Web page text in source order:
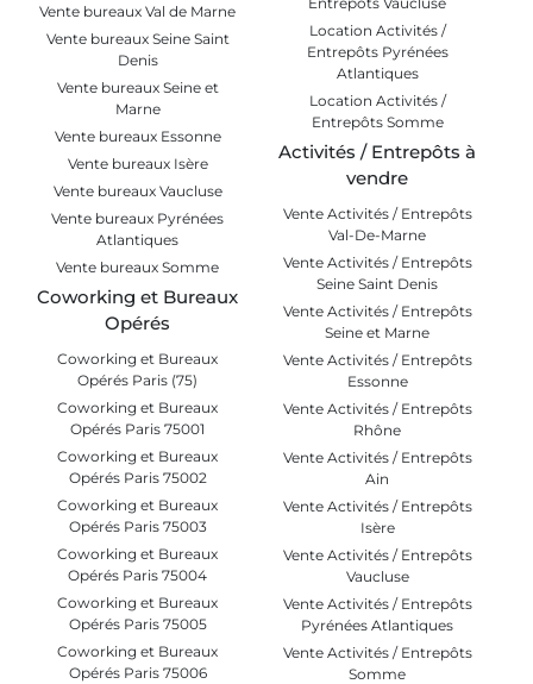
Vente bureaux Val de Marne
Vente bureaux Seine Saint
Denis
Vente bureaux Seine et
Marne
Vente bureaux Essonne
Vente bureaux Isère
Vente bureaux Vaucluse
Vente bureaux Pyrénées
Atlantiques
Vente bureaux Somme
Coworking et Bureaux
Opérés
Coworking et Bureaux
Opérés Paris (75)
Coworking et Bureaux
Opérés Paris 75001
Coworking et Bureaux
Opérés Paris 75002
Coworking et Bureaux
Opérés Paris 75003
Coworking et Bureaux
Opérés Paris 75004
Coworking et Bureaux
Opérés Paris 75005
Coworking et Bureaux
Opérés Paris 75006
Location Activités /
Entrepôts Pyrénées
Atlantiques
Location Activités /
Entrepôts Somme
Activités / Entrepôts à
vendre
Vente Activités / Entrepôts
Val-De-Marne
Vente Activités / Entrepôts
Seine Saint Denis
Vente Activités / Entrepôts
Seine et Marne
Vente Activités / Entrepôts
Essonne
Vente Activités / Entrepôts
Rhône
Vente Activités / Entrepôts
Ain
Vente Activités / Entrepôts
Isère
Vente Activités / Entrepôts
Vaucluse
Vente Activités / Entrepôts
Pyrénées Atlantiques
Vente Activités / Entrepôts
Somme